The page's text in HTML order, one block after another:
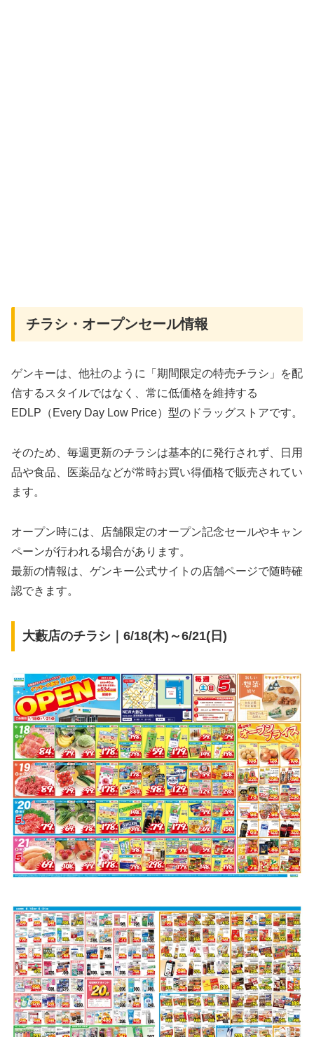
チラシ・オープンセール情報
ゲンキーは、他社のように「期間限定の特売チラシ」を配
信するスタイルではなく、常に低価格を維持する
EDLP（Every Day Low Price）型のドラッグストアです。
そのため、毎週更新のチラシは基本的に発行されず、日用
品や食品、医薬品などが常時お買い得価格で販売されてい
ます。
オープン時には、店舗限定のオープン記念セールやキャン
ペーンが行われる場合があります。
最新の情報は、ゲンキー公式サイトの店舗ページで随時確
認できます。
大藪店のチラシ｜6/18(木)～6/21(日)